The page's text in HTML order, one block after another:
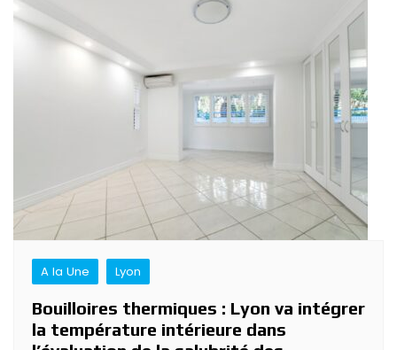
A la Une Lyon
Bouilloires thermiques : Lyon va intégrer
la température intérieure dans